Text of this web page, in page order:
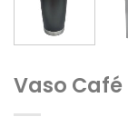
Vaso Café